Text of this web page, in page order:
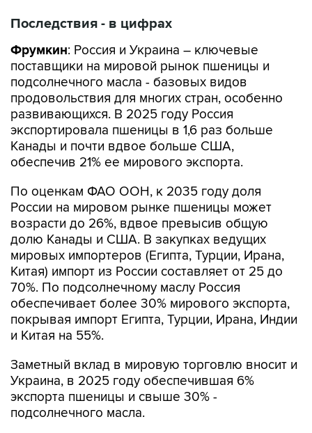
Последствия - в цифрах
Фрумкин: Россия и Украина – ключевые
поставщики на мировой рынок пшеницы и
подсолнечного масла - базовых видов
продовольствия для многих стран, особенно
развивающихся. В 2025 году Россия
экспортировала пшеницы в 1,6 раз больше
Канады и почти вдвое больше США,
обеспечив 21% ее мирового экспорта.
По оценкам ФАО ООН, к 2035 году доля
России на мировом рынке пшеницы может
возрасти до 26%, вдвое превысив общую
долю Канады и США. В закупках ведущих
мировых импортеров (Египта, Турции, Ирана,
Китая) импорт из России составляет от 25 до
70%. По подсолнечному маслу Россия
обеспечивает более 30% мирового экспорта,
покрывая импорт Египта, Турции, Ирана, Индии
и Китая на 55%.
Заметный вклад в мировую торговлю вносит и
Украина, в 2025 году обеспечившая 6%
экспорта пшеницы и свыше 30% -
подсолнечного масла.